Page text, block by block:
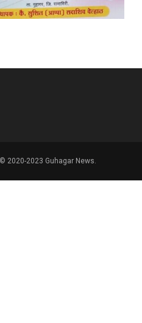
2020-2023 Guhagar News.